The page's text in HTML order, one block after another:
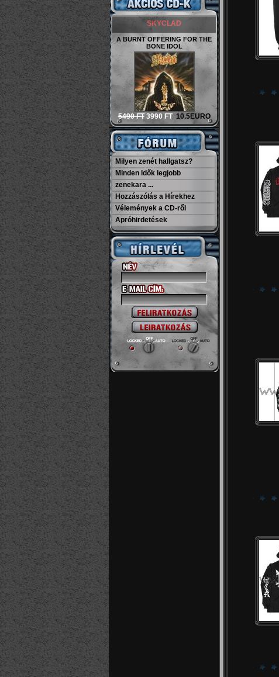
SKYCLAD
A BURNT OFFERING FOR THE
BONE IDOL
5490 FT 3990 FT 10.5EURO
Milyen zenét hallgatsz?
Minden idők legjobb
zenekara ...
Hozzászólás a Hírekhez
Vélemények a CD-ről
Apróhirdetések